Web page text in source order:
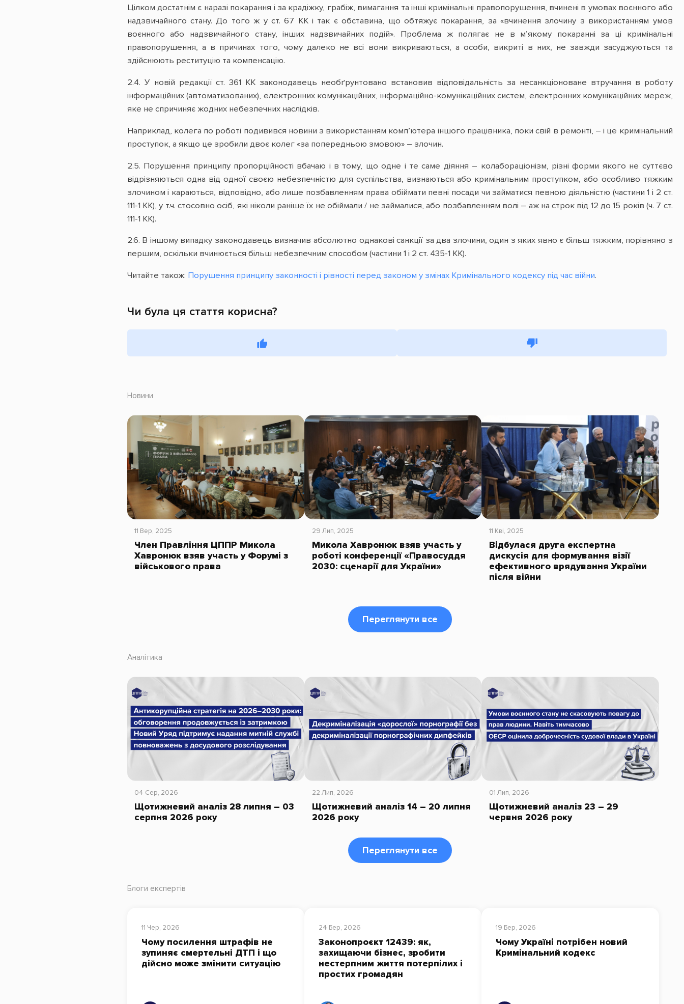
Цілком достатнім є наразі покарання і за крадіжку, грабіж, вимагання та інші кримінальні правопорушення, вчинені в умовах воєнного або
надзвичайного стану. До того ж у ст. 67 КК і так є обставина, що обтяжує покарання, за «вчинення злочину з використанням умов
воєнного або надзвичайного стану, інших надзвичайних подій». Проблема ж полягає не в м’якому покаранні за ці кримінальні
правопорушення, а в причинах того, чому далеко не всі вони викриваються, а особи, викриті в них, не завжди засуджуються та
здійснюють реституцію та компенсацію.
2.4. У новій редакції ст. 361 КК законодавець необґрунтовано встановив відповідальність за несанкціоноване втручання в роботу
інформаційних (автоматизованих), електронних комунікаційних, інформаційно-комунікаційних систем, електронних комунікаційних мереж,
яке не спричиняє жодних небезпечних наслідків.
Наприклад, колега по роботі подивився новини з використанням комп’ютера іншого працівника, поки свій в ремонті, – і це кримінальний
проступок, а якщо це зробили двоє колег «за попередньою змовою» – злочин.
2.5. Порушення принципу пропорційності вбачаю і в тому, що одне і те саме діяння – колабораціонізм, різні форми якого не суттєво
відрізняються одна від одної своєю небезпечністю для суспільства, визнаються або кримінальним проступком, або особливо тяжким
злочином і караються, відповідно, або лише позбавленням права обіймати певні посади чи займатися певною діяльністю (частини 1 і 2 ст.
111-1 КК), у т.ч. стосовно осіб, які ніколи раніше їх не обіймали / не займалися, або позбавленням волі – аж на строк від 12 до 15 років (ч. 7 ст.
111-1 КК).
2.6. В іншому випадку законодавець визначив абсолютно однакові санкції за два злочини, один з яких явно є більш тяжким, порівняно з
першим, оскільки вчинюється більш небезпечним способом (частини 1 і 2 ст. 435-1 КК).
Читайте також: Порушення принципу законності і рівності перед законом у змінах Кримінального кодексу під час війни.
Чи була ця стаття корисна?
Новини
11 Вер, 2025
Член Правління ЦППР Микола
Хавронюк взяв участь у Форумі з
військового права
29 Лип, 2025
Микола Хавронюк взяв участь у
роботі конференції «Правосуддя
2030: сценарії для України»
11 Кві, 2025
Відбулася друга експертна
дискусія для формування візії
ефективного врядування України
після війни
Переглянути все
Аналітика
04 Сер, 2026
Щотижневий аналіз 28 липня – 03
серпня 2026 року
22 Лип, 2026
Щотижневий аналіз 14 – 20 липня
2026 року
01 Лип, 2026
Щотижневий аналіз 23 – 29
червня 2026 року
Переглянути все
Блоги експертів
11 Чер, 2026
Чому посилення штрафів не
зупиняє смертельні ДТП і що
дійсно може змінити ситуацію
24 Бер, 2026
Законопроєкт 12439: як,
захищаючи бізнес, зробити
нестерпним життя потерпілих і
простих громадян
19 Бер, 2026
Чому Україні потрібен новий
Кримінальний кодекс